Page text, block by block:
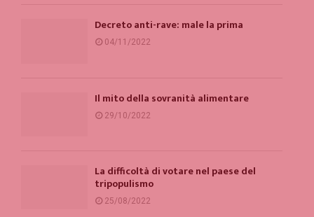
Decreto anti-rave: male la prima
04/11/2022
Il mito della sovranità alimentare
29/10/2022
La difficoltà di votare nel paese del
tripopulismo
25/08/2022